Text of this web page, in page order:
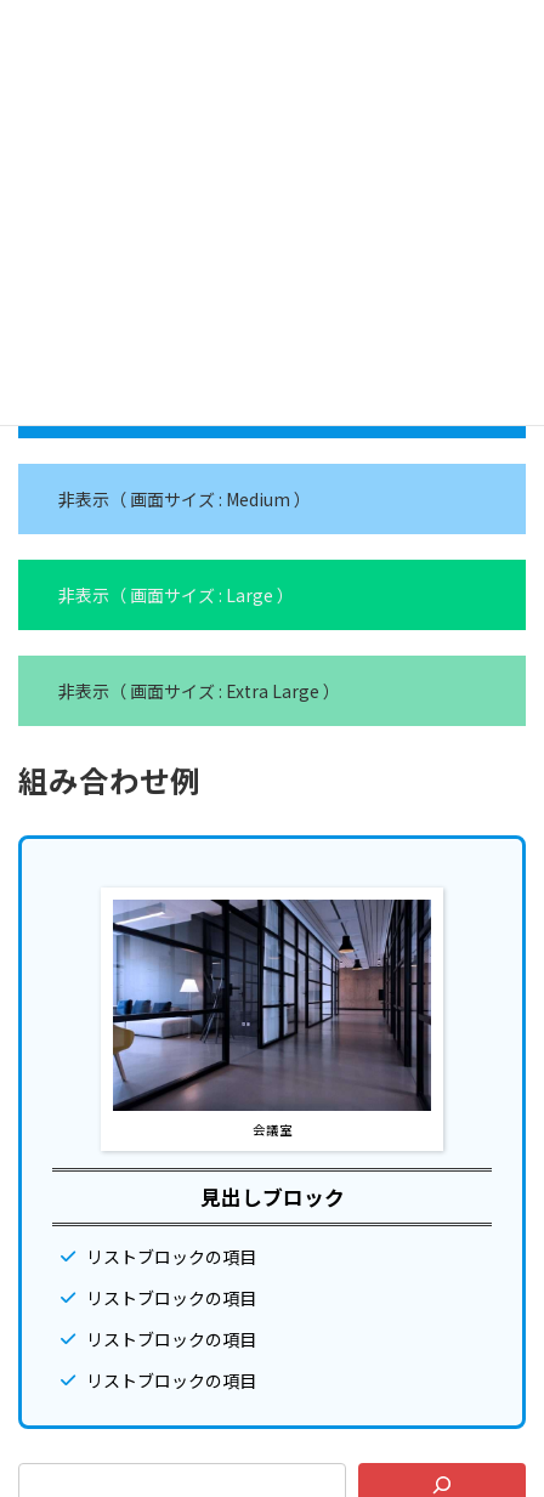
非表示（ 画面サイズ : Medium ）
非表示（ 画面サイズ : Large ）
非表示（ 画面サイズ : Extra Large ）
組み合わせ例
会議室
見出しブロック
リストブロックの項目
リストブロックの項目
リストブロックの項目
リストブロックの項目